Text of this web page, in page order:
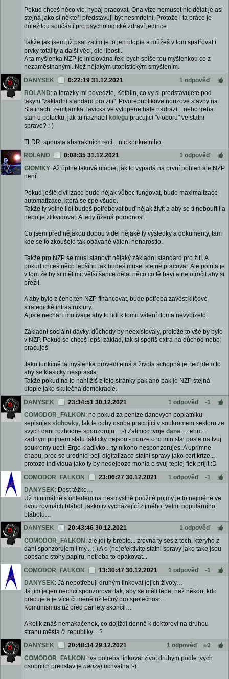
Pokud chceš něco víc, hybaj pracovat. Ona vize nemuset nic dělat je asi
stejná jako si někteří představují být nesmrtelní. Protože i ta práce je
důležitou součástí pro psychologické zdraví jedince.
Takže jak jsem již psal zatím je to jen utopie a můžeš v tom spatřovat i
prvky totality a další věci, dle libosti.
A ta myšlenka NZP je iniciována řekl bych spíše tou myšlenkou co z
nezaměstnanými. Než nějakým utopistickým smýšlením.
DANYSEK
0:22:19 31.12.2021
1 odpověď
ROLAND: a terazky mi povedzte, Kefalin, co vy si predstavujete pod
takym "zakladni standard pro ziti". Prvorepublikove nouzove stavby na
Slatinach, zemljamka, lavicka ve vytopene hale nadrazi... nebo treba
stan u potucku, jak tu naznacil
kolega pracujici "v oboru" ve statni
sprave? :-)
TLDR; spousta abstraktnich reci... nic konkretniho.
ROLAND
0:08:35 31.12.2021
1 odpověď
GIOMIKY: Až úplně taková utopie, jak to vypadá na první pohled ale NZP
není.
Pokud ještě civilizace bude nějak vůbec fungovat, bude maximalizace
automatizace, která se cpe všude.
Takže ty volné lidi budeš potřebovat buď nějak živit a aby se ti nebouřili a
nebo je zlikvidovat. A tedy řízená porodnost.
Co jsem před nějakou dobou viděl nějaké ty výsledky a dokumenty, tam
kde se to zkoušelo tak obávané válení nenarostlo.
Takže pro NZP se musí stanovit nějaký základní standard pro žití. A
pokud chceš něco lepšího tak budeš muset stejně pracovat. Ale pointa je
v tom že by si měl mít větší šance dělat něco co tě baví a ne otročit aby si
přežil.
A aby bylo z čeho ten NZP financovat, bude potřeba zavést klíčové
strategické infrastruktury.
A jistě nechat i motivace aby to lidi k tomu válení doma nevybízelo.
Základní sociální dávky, důchody by neexistovaly, protože to vše by bylo
v NZP. Pokud se chceš lepší základ, tak si spoříš extra na důchod nebo
pracuješ.
Jako funkčně ta myšlenka proveditelná a života schopná je, teď jde o to
aby se klasicky nesprasila.
Takže pokud na to nahlížíš z této stránky pak ano pak je NZP stejná
utopie jako skutečná demokracie.
DANYSEK
23:34:51 30.12.2021 1 odpověď
-1
COMODOR_FALKON : no pokud za penize danovych poplatniku
sepisujes slohovky, tak te coby osoba pracujici v soukromem sektoru ze
svych dani rozhodne sponzoruju... :-) Zatimco tvoje dane: ... ehm...
zadnym prijmem statu fakticky nejsou - pouze o to min stat posle na tvuj
soukromy ucet. Ergo kladivko... ty nikoho nesponzorujes. A uprimne
chapu, proc se urednici boji digitalizace statni spravy jako cert krize...
protoze individua jako ty by nedejboze mohla o svuj teplej flek prijit :D
COMODOR_FALKON
23:06:27 30.12.2021 1 odpověď
-1
DANYSEK: Dost těžko…
Už minimálně s ohledem na nesmyslně použité pojmy je to nejméně ve
dvou rovinách blábol, jakkoliv vycházející z jiného, velmi populárního,
blábolu…
DANYSEK
20:43:46 30.12.2021
1 odpověď
COMODOR_FALKON : ale jdi ty brebto... zrovna ty ses z tech, kteryho z
dani sponzorujem i my... :-) A o (ne)efektivite statni spravy jako take jsou
popsane stohy papiru, netreba to opakovat...
COMODOR_FALKON
13:30:47 30.12.2021 1 odpověď
-1
DANYSEK: Já nepotřebuji druhým linkovat jejich životy…
Já jim je jen nechci sponzorovat tak, aby se měli lépe, než někdo, kdo
pracuje a je více či méně užitečný pro společnost…
Komunismus už před pár lety skončil…
A kolik znáš nemakačenek, co dojíždí denně k doktorovi na druhou
stranu města či republiky…?
DANYSEK
20:48:34 29.12.2021 1 odpověď
±0
COMODOR_FALKON : tva potreba linkovat zivot druhym podle tvych
osobnich predstav je naozaj uchvatna :-)